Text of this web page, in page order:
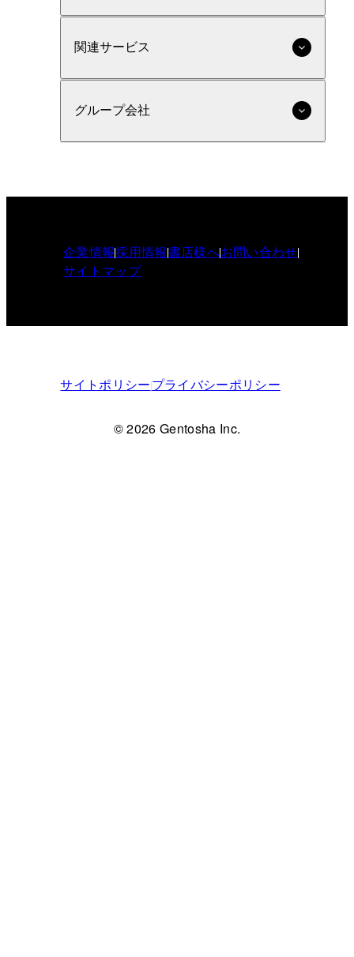
関連サービス
グループ会社
企業情報採用情報書店様へお問い合わせ
サイトマップ
サイトポリシープライバシーポリシー
© 2026 Gentosha Inc.